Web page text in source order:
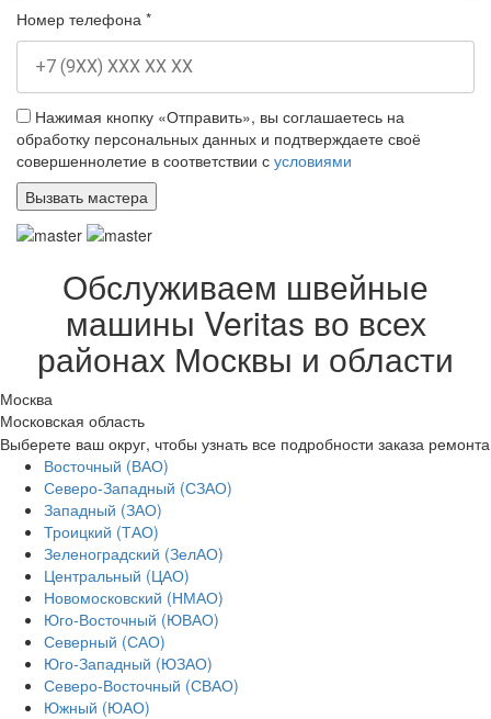
Номер телефона *
Нажимая кнопку «Отправить», вы соглашаетесь на
обработку персональных данных и подтверждаете своё
совершеннолетие в соответствии с условиями
Обслуживаем швейные
машины Veritas во всех
районах Москвы и области
Москва
Московская область
Выберете ваш округ, чтобы узнать все подробности заказа ремонта
Восточный (ВАО)
Северо-Западный (СЗАО)
Западный (ЗАО)
Троицкий (ТАО)
Зеленоградский (ЗелАО)
Центральный (ЦАО)
Новомосковский (НМАО)
Юго-Восточный (ЮВАО)
Северный (САО)
Юго-Западный (ЮЗАО)
Северо-Восточный (СВАО)
Южный (ЮАО)